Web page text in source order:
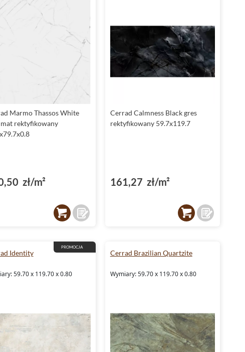
Marmo Thassos White
mat rektyfikowany
zł/m²
Cerrad Calmness Black gres
rektyfikowany 59.7x119.7
161,27 zł/m²
PROMOCJA
Identity
59.70 x 119.70 x 0.80
Cerrad Brazilian Quartzite
Wymiary: 59.70 x 119.70 x 0.80